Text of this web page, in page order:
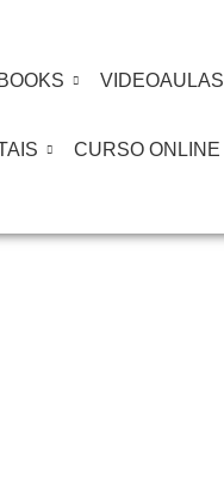
VIDEOAULAS
CURSO ONLINE